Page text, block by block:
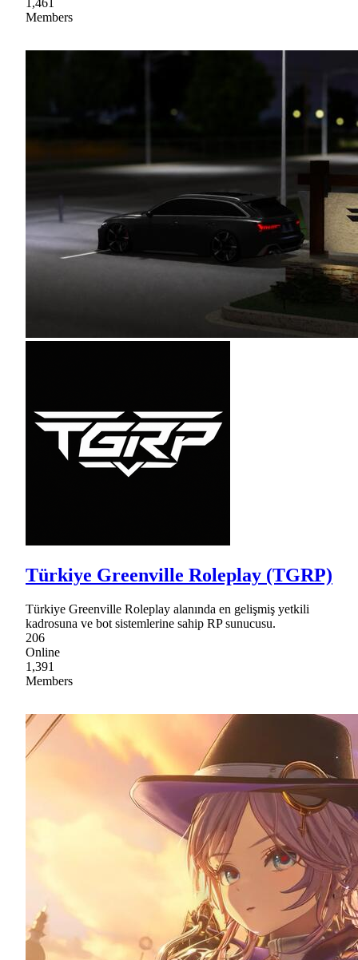
Members
Türkiye Greenville Roleplay (TGRP)
Türkiye Greenville Roleplay alanında en gelişmiş yetkili
kadrosuna ve bot sistemlerine sahip RP sunucusu.
206
Online
1,391
Members